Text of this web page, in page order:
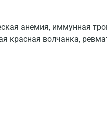
анемия, иммунная
красная волчанка,
Голубое